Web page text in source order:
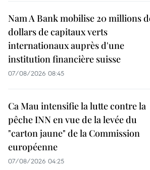
Nam A Bank mobilise 20 millions
dollars de capitaux verts
internationaux auprès d'une
institution financière suisse
07/08/2026 08:45
Ca Mau intensifie la lutte contre la
pêche INN en vue de la levée du
"carton jaune" de la Commission
européenne
07/08/2026 04:25